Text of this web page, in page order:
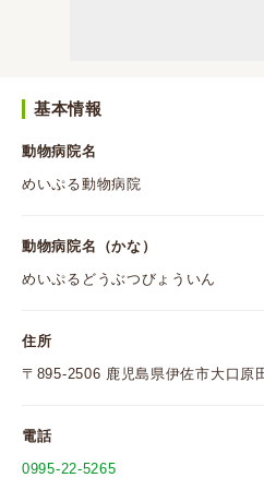
基本情報
動物病院名
めいぷる動物病院
動物病院名（かな）
めいぷるどうぶつびょういん
住所
〒895-2506 鹿児島県伊佐市大口原
電話
0995-22-5265